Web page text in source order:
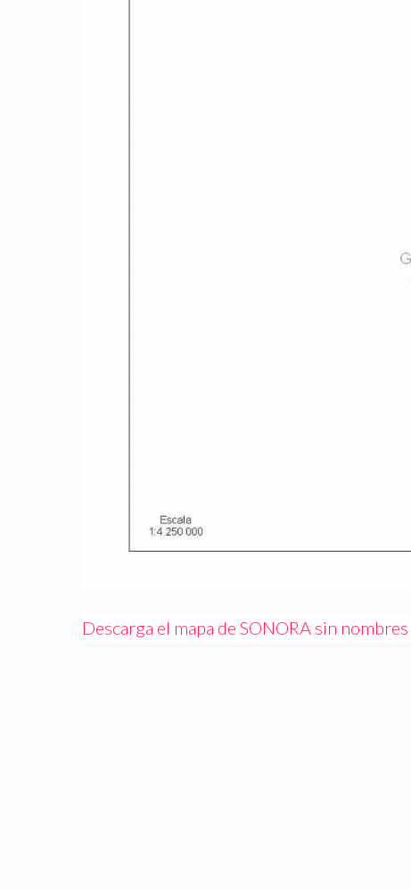
Descarga el mapa de SONORA sin